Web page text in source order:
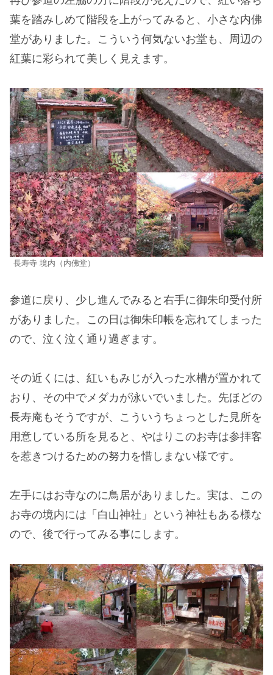
葉を踏みしめて階段を上がってみると、小さな内佛
堂がありました。こういう何気ないお堂も、周辺の
紅葉に彩られて美しく見えます。
長寿寺 境内（内佛堂）
参道に戻り、少し進んでみると右手に御朱印受付所
がありました。この日は御朱印帳を忘れてしまった
ので、泣く泣く通り過ぎます。
その近くには、紅いもみじが入った水槽が置かれて
おり、その中でメダカが泳いでいました。先ほどの
長寿庵もそうですが、こういうちょっとした見所を
用意している所を見ると、やはりこのお寺は参拝客
を惹きつけるための努力を惜しまない様です。
左手にはお寺なのに鳥居がありました。実は、この
お寺の境内には「白山神社」という神社もある様な
ので、後で行ってみる事にします。